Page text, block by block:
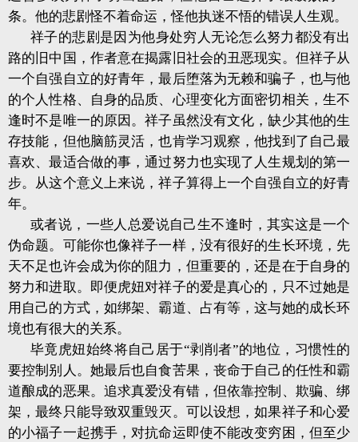
条。他的悲剧怪不着命运，怪他执迷不悟的错误人生观。
祥子的悲剧是因为他身处穷人无论怎么努力都没有出
路的旧中国，作者意在揭露旧社会的丑恶现实。但祥子从
一个自强自立的好青年，最后堕落为无赖和骗子，也与他
的个人性格、自身的品质、心理变化方面密切相关，生不
逢时不是唯一的原因。祥子虽然没有文化，缺少其他的生
存技能，但他脑筋灵活，也肯学习观察，他找到了自己最
喜欢、最适合做的事，通过努力也实现了人生规划的第一
步。从这个意义上来说，祥子算得上一个自强自立的好青
年。
或者说，一些人总爱说自己生不逢时，其实这是一个
伪命题。可能你也像祥子一样，没有很好的生长环境，先
天不足也许会成为你的阻力，但重要的，还是在于自身的
努力和进取。即便虎妞对祥子的爱是真心的，只不过她是
用自己的方式，如绑架、霸道、占有等，这与她的成长环
境也有很大的关系。
毕竟虎妞始终将自己居于“剥削者”的地位，习惯性的
要控制别人。她最后也自食苦果，丧命于自己的任性和霸
道酿成的恶果。追求真爱没有错，但依靠控制、欺骗、绑
架，最终只能导致双重毁灭。可以设想，如果祥子和心爱
的小福子一起携手，对抗命运即使不能改变穷困，但至少